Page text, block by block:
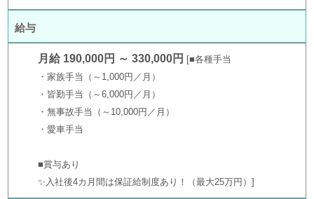
給与
月給 190,000円 ～ 330,000円
■各種手当
・家族手当（～1,000円／月）
・皆勤手当（～6,000円／月）
・無事故手当（～10,000円／月）
・愛車手当
■賞与あり
✨入社後4カ月間は保証給制度あり！（最大25万円）